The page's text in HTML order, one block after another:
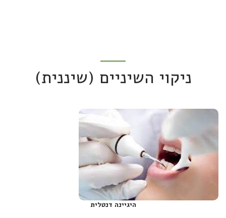
ניקוי השיניים (שיננית)
היגיינה דנטלית